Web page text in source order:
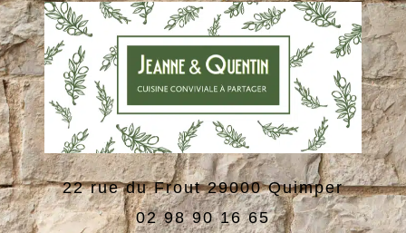
22 rue du Frout 29000 Quimper
02 98 90 16 65